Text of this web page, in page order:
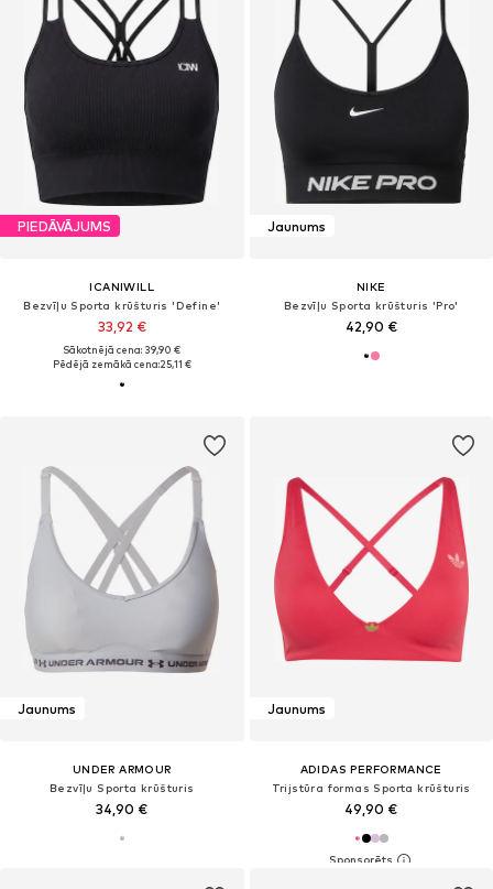
PIEDĀVĀJUMS
ICANIWILL
Bezvīļu Sporta krūšturis 'Define'
33,92 €
Sākotnējā cena: 39,90 €
Pēdējā zemākā cena:25,11 €
Jaunums
NIKE
Bezvīļu Sporta krūšturis 'Pro'
42,90 €
Jaunums
UNDER ARMOUR
Bezvīļu Sporta krūšturis
34,90 €
Jaunums
ADIDAS PERFORMANCE
Trijstūra formas Sporta krūšturis
49,90 €